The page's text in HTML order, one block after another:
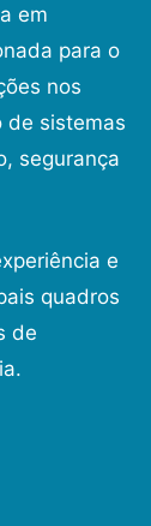
em
para o
nos
de sistemas
segurança
e
quadros
de